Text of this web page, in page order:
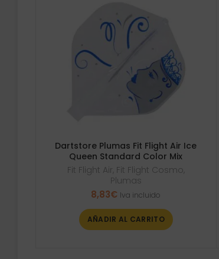
Dartstore Plumas Fit Flight Air Ice
Queen Standard Color Mix
Fit Flight Air , Fit Flight Cosmo,
Plumas
8,83€ Iva incluido
AÑADIR AL CARRITO